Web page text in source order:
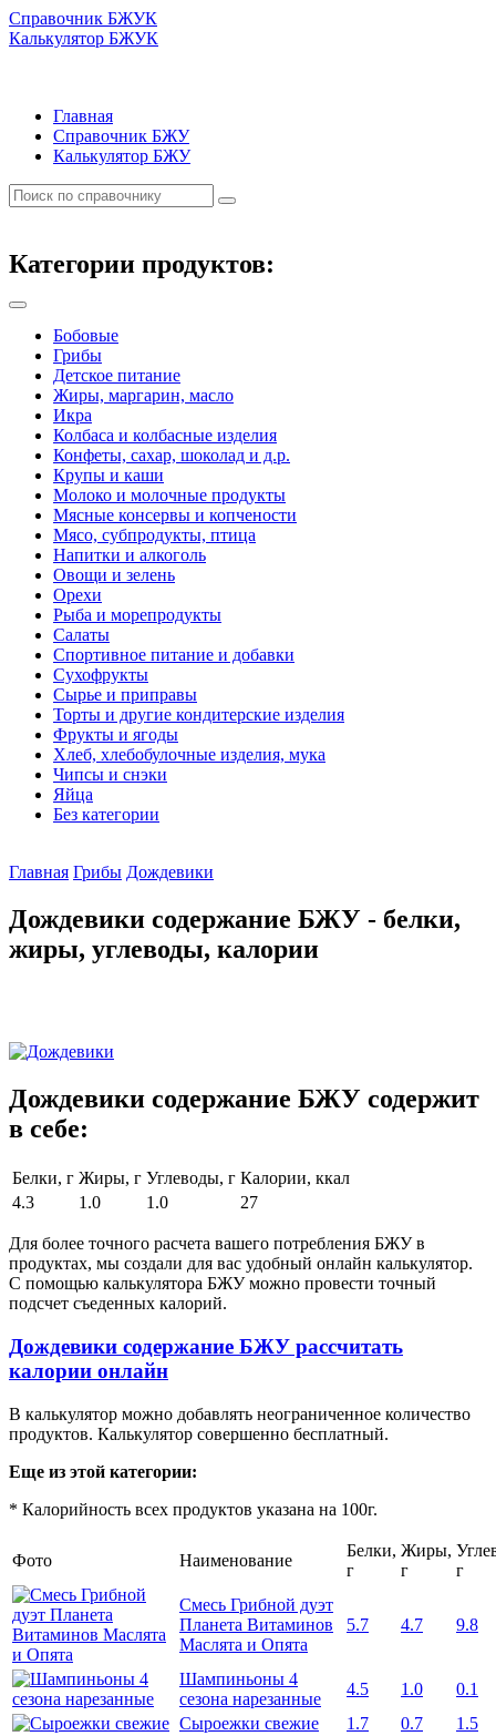
Справочник БЖУК
Калькулятор БЖУК
Главная
Справочник БЖУ
Калькулятор БЖУ
Категории продуктов:
Бобовые
Грибы
Детское питание
Жиры, маргарин, масло
Икра
Колбаса и колбасные изделия
Конфеты, сахар, шоколад и д.р.
Крупы и каши
Молоко и молочные продукты
Мясные консервы и копчености
Мясо, субпродукты, птица
Напитки и алкоголь
Овощи и зелень
Орехи
Рыба и морепродукты
Салаты
Спортивное питание и добавки
Сухофрукты
Сырье и приправы
Торты и другие кондитерские изделия
Фрукты и ягоды
Хлеб, хлебобулочные изделия, мука
Чипсы и снэки
Яйца
Без категории
Главная Грибы Дождевики
Дождевики содержание БЖУ - белки,
жиры, углеводы, калории
Дождевики содержание БЖУ содержит
в себе:
Белки, г Жиры, г Углеводы, г Калории, ккал
4.3
1.0 1.0 27
Для более точного расчета вашего потребления БЖУ в
продуктах, мы создали для вас удобный онлайн калькулятор.
С помощью калькулятора БЖУ можно провести точный
подсчет съеденных калорий.
Дождевики содержание БЖУ рассчитать
калории онлайн
В калькулятор можно добавлять неограниченное количество
продуктов. Калькулятор совершенно бесплатный.
Еще из этой категории:
* Калорийность всех продуктов указана на 100г.
Фото Наименование
Белки,
г
Жиры,
г
г
Смесь Грибной дуэт
Планета Витаминов
Маслята и Опята
5.7 4.7 9.8
Шампиньоны 4
сезона нарезанные
4.5 1.0
0.1
Сыроежки свежие
1.7 0.7
1.5